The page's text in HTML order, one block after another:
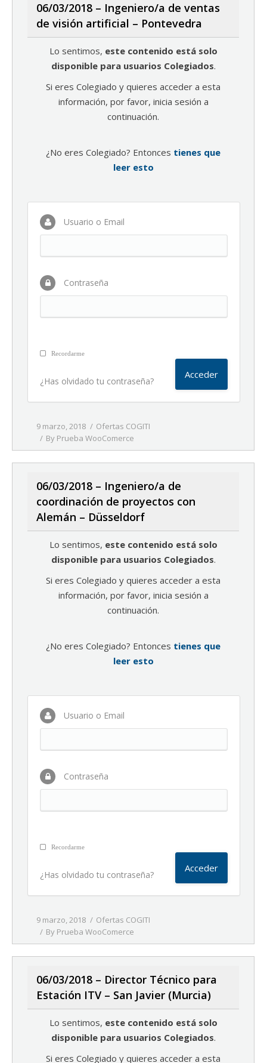
06/03/2018 – Ingeniero/a de ventas
de visión artificial – Pontevedra
Lo sentimos, este contenido está solo
disponible para usuarios Colegiados.
Si eres Colegiado y quieres acceder a esta
información, por favor, inicia sesión a
continuación.
¿No eres Colegiado? Entonces tienes que
leer esto
Usuario o Email
Contraseña
Recordarme
¿Has olvidado tu contraseña?
9 marzo, 2018
Ofertas COGITI
By Prueba WooComerce
06/03/2018 – Ingeniero/a de
coordinación de proyectos con
Alemán – Düsseldorf
Lo sentimos, este contenido está solo
disponible para usuarios Colegiados.
Si eres Colegiado y quieres acceder a esta
información, por favor, inicia sesión a
continuación.
¿No eres Colegiado? Entonces tienes que
leer esto
Usuario o Email
Contraseña
Recordarme
¿Has olvidado tu contraseña?
9 marzo, 2018
Ofertas COGITI
By Prueba WooComerce
06/03/2018 – Director Técnico para
Estación ITV – San Javier (Murcia)
Lo sentimos, este contenido está solo
disponible para usuarios Colegiados.
Si eres Colegiado y quieres acceder a esta